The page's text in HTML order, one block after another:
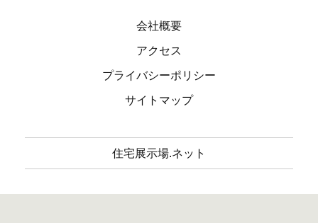
会社概要
アクセス
プライバシーポリシー
サイトマップ
住宅展示場.ネット